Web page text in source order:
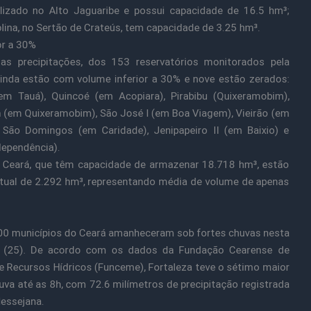
no Alto Jaguaribe e possui capacidade de 16.5 hm³;
no Sertão de Crateús, tem capacidade de 3.25 hm³.
a 30%
precipitações, dos 153 reservatórios monitorados pela
estão com volume inferior a 30% e nove estão zerados:
Tauá), Quincoé (em Acopiara), Pirabibu (Quixeramobim),
(em Quixeramobim), São José I (em Boa Viagem), Vieirão (em
São Domingos (em Caridade), Jenipapeiro II (em Baixio) e
que têm capacidade de armazenar 18.718 hm³, estão
de 2.292 hm³, representando média de volume de apenas
municípios do Ceará amanheceram sob fortes chuvas nesta
(25). De acordo com os dados da Fundação Cearense de
Recursos Hídricos (Funceme), Fortaleza teve o sétimo maior
até as 8h, com 72.6 milímetros de precipitação registrada